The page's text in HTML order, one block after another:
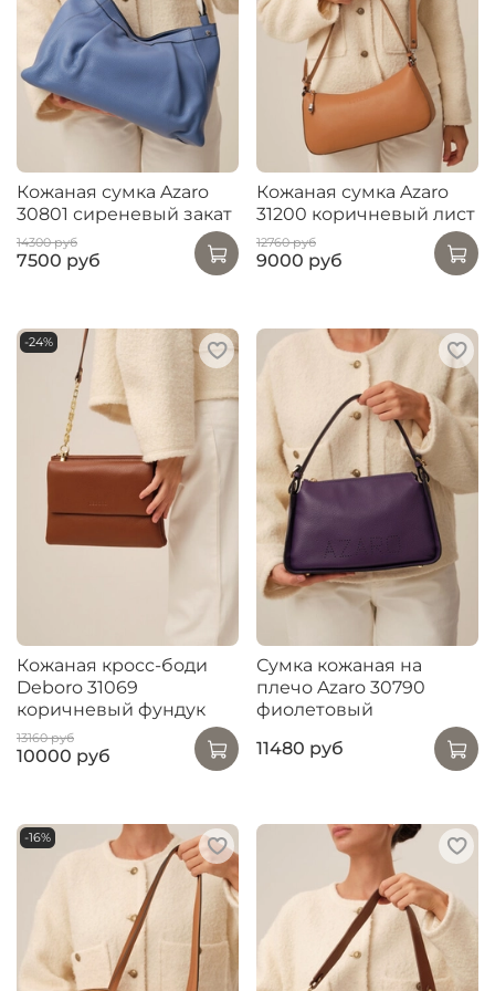
Кожаная сумка Azaro
30801 сиреневый закат
14300 руб
7500 руб
Кожаная сумка Azaro
31200 коричневый лист
12760 руб
9000 руб
-24%
Кожаная кросс-боди
Deboro 31069
коричневый фундук
13160 руб
10000 руб
Сумка кожаная на
плечо Azaro 30790
фиолетовый
11480 руб
-16%